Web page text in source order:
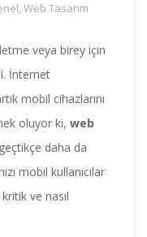
,Web Tasarım
veya birey için
İnternet
mobil cihazlarını
oluyor ki, web
daha da
mobil kullanıcılar
ve nasıl